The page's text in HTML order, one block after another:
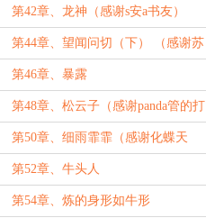
御塔）
第42章、龙神（感谢s安a书友）
第44章、望闻问切（下） （感谢苏
荆和他的后宫）
第46章、暴露
第48章、松云子（感谢panda管的打
赏）
第50章、细雨霏霏（感谢化蝶天
涯）
第52章、牛头人
第54章、炼的身形如牛形